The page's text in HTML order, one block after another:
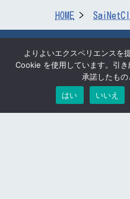
HOME
彩ネット株式会社
〒332-0034
埼玉県川口市並木2丁目
25番3号SaiNetビル
よりよいエクスペリエンスを
Cookie を使用しています。引
承諾したもの
はい
いいえ